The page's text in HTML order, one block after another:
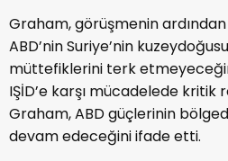
Graham, görüşmenin ardından
ABD’nin Suriye’nin
müttefiklerini terk
IŞİD’e karşı mücadelede kritik
Graham, ABD güçlerinin
devam edeceğini ifade etti.